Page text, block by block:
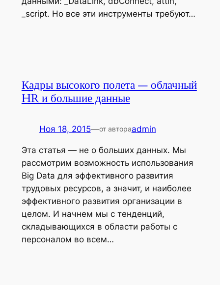
_script. Но все эти инструменты требуют…
Кадры высокого полета — облачный
HR и большие данные
Ноя 18, 2015—от автораadmin
Эта статья — не о больших данных. Мы
рассмотрим возможность использования
Big Data для эффективного развития
трудовых ресурсов, а значит, и наиболее
эффективного развития организации в
целом. И начнем мы с тенденций,
складывающихся в области работы с
персоналом во всем…